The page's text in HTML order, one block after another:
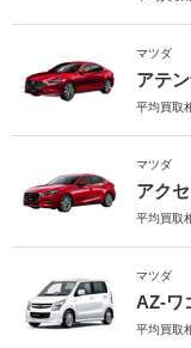
マツダ
アテ
平均買取
マツダ
アク
平均買取
マツダ
AZ-ワ
平均買取